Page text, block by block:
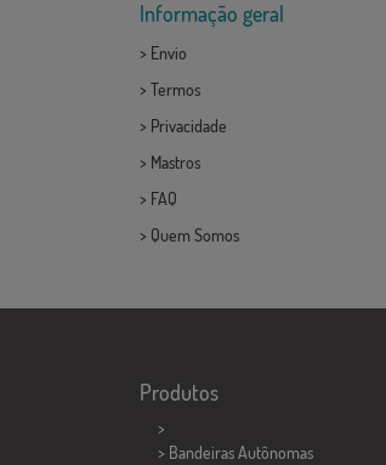
Informação geral
> Envio
> Termos
> Privacidade
> Mastros
> FAQ
> Quem Somos
Produtos
>
> Bandeiras Autônomas